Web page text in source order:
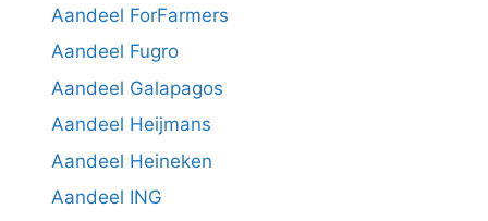
Aandeel ForFarmers
Aandeel Fugro
Aandeel Galapagos
Aandeel Heijmans
Aandeel Heineken
Aandeel ING